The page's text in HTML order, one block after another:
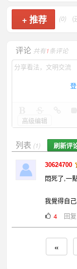
+推荐 (0) (
评论 共有1条评论
高级编辑
列表 (1) 刷新评
30624700
悶死了,一
我覺得自
4
回复
«